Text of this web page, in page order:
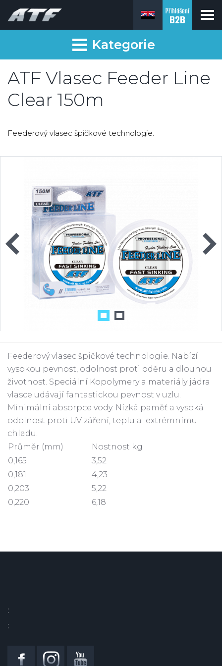
Přihlášení
B2B
Kategorie
ATF Vlasec Feeder Line
Clear 150m
Feederový vlasec špičkové technologie.
Feederový vlasec špičkové technologie. Nabízí
vysokou pevnost, odolnost proti oděru a dlouhou
životnost. Speciální Kopolymery a materiály jádra
vlasce udávají fantastickou pevnost v uzlu.
Minimální absorpce vody. Nízká paměť a vysoká
odolnost proti UV záření, teplu a extrémnímu
chladu.
Průměr (mm)
Nostnost kg
0,165
3,52
0,181
4,23
0,203
5,22
0,220
6,18
:
: